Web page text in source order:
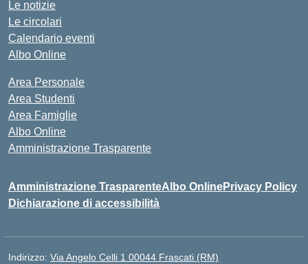
Le notizie
Le circolari
Calendario eventi
Albo Online
Area Personale
Area Studenti
Area Famiglie
Albo Online
Amministrazione Trasparente
Amministrazione TrasparenteAlbo OnlinePrivacy Policy
Dichiarazione di accessibilità
Indirizzo: Via Angelo Celli 1 00044 Frascati (RM)